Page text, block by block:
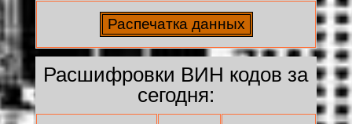
Расшифровки ВИН кодов за
сегодня: